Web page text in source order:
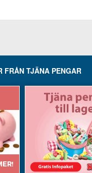
FRÅN TJÄNA PENGAR